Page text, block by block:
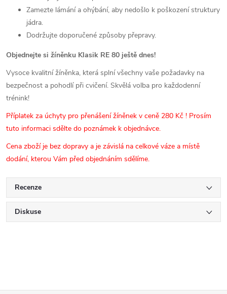
Zamezte lámání a ohýbání, aby nedošlo k poškození struktury
jádra.
Dodržujte doporučené způsoby přepravy.
Objednejte si žíněnku Klasik RE 80 ještě dnes!
Vysoce kvalitní žíněnka, která splní všechny vaše požadavky na
bezpečnost a pohodlí při cvičení. Skvělá volba pro každodenní
trénink!
Příplatek za úchyty pro přenášení žíněnek v ceně 280 Kč ! Prosím
tuto informaci sdělte do poznámek k objednávce.
Cena zboží je bez dopravy a je závislá na celkové váze a místě
dodání, kterou Vám před objednáním sdělíme.
Recenze
Diskuse